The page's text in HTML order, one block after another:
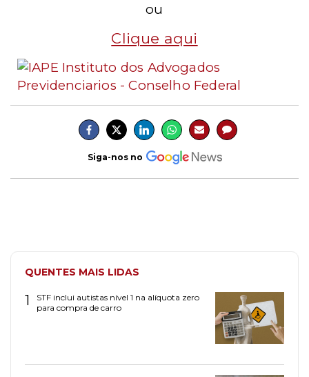
ou
Clique aqui
Siga-nos no
QUENTES MAIS LIDAS
1
STF inclui autistas nível 1 na alíquota zero
para compra de carro